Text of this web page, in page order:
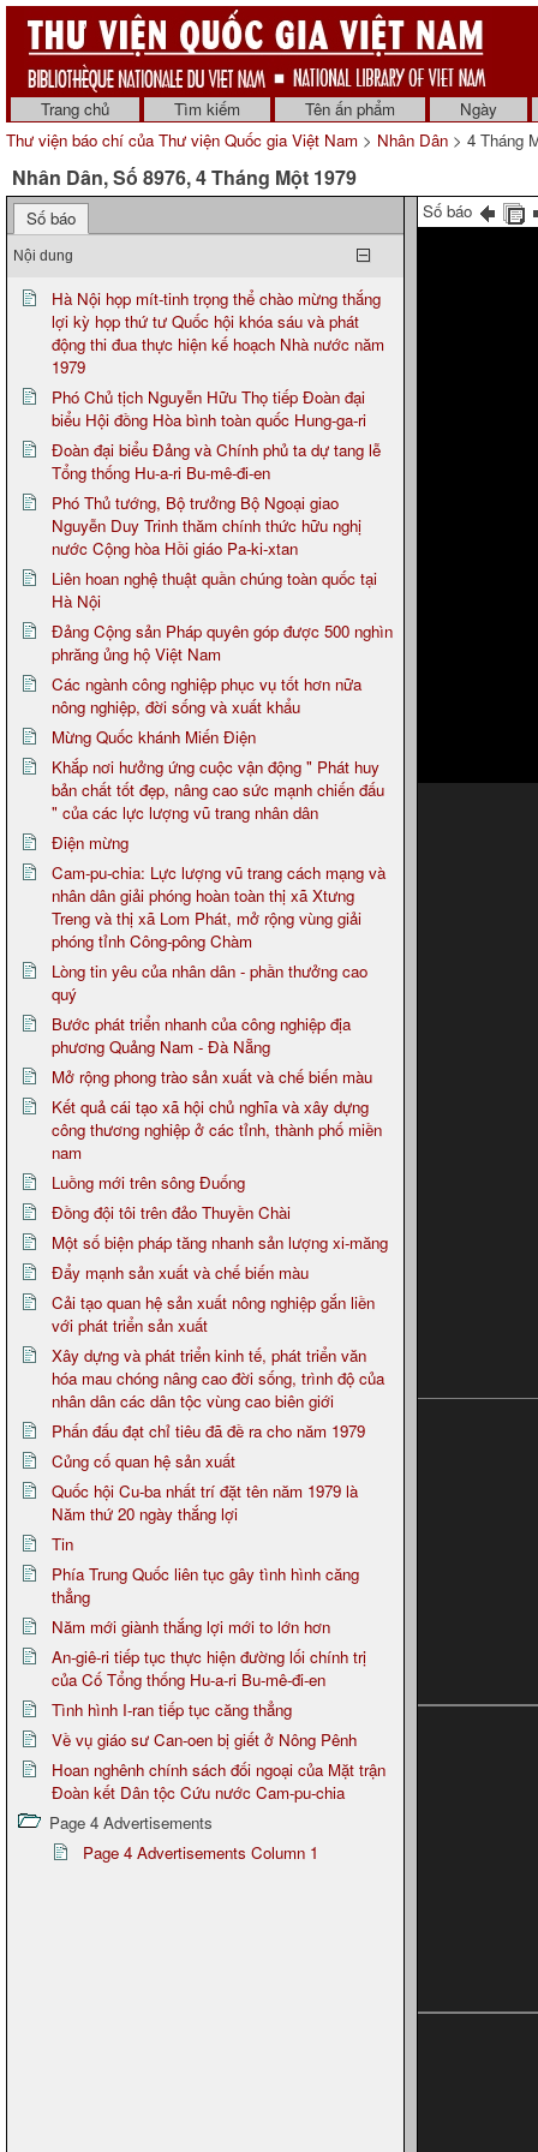
Trang chủ Tìm kiếm Tên ấn phẩm
Ngày
Thư viện báo chí của Thư viện Quốc gia Việt Nam > Nhân Dân > 4 Tháng
Nhân Dân, Số 8976, 4 Tháng Một 1979
Số báo
Nội dung
Hà Nội họp mít-tinh trọng thể chào mừng thắng
lợi kỳ họp thứ tư Quốc hội khóa sáu và phát
động thi đua thực hiện kế hoạch Nhà nước năm
1979
Phó Chủ tịch Nguyễn Hữu Thọ tiếp Đoàn đại
biểu Hội đồng Hòa bình toàn quốc Hung-ga-ri
Đoàn đại biểu Đảng và Chính phủ ta dự tang lễ
Tổng thống Hu-a-ri Bu-mê-đi-en
Phó Thủ tướng, Bộ trưởng Bộ Ngoại giao
Nguyễn Duy Trinh thăm chính thức hữu nghị
nước Cộng hòa Hồi giáo Pa-ki-xtan
Liên hoan nghệ thuật quần chúng toàn quốc tại
Hà Nội
Đảng Cộng sản Pháp quyên góp được 500 nghìn
phrăng ủng hộ Việt Nam
Các ngành công nghiệp phục vụ tốt hơn nữa
nông nghiệp, đời sống và xuất khẩu
Mừng Quốc khánh Miến Điện
Khắp nơi hưởng ứng cuộc vận động " Phát huy
bản chất tốt đẹp, nâng cao sức mạnh chiến đấu
" của các lực lượng vũ trang nhân dân
Điện mừng
Cam-pu-chia: Lực lượng vũ trang cách mạng và
nhân dân giải phóng hoàn toàn thị xã Xtưng
Treng và thị xã Lom Phát, mở rộng vùng giải
phóng tỉnh Công-pông Chàm
Lòng tin yêu của nhân dân - phần thưởng cao
quý
Bước phát triển nhanh của công nghiệp địa
phương Quảng Nam - Đà Nẵng
Mở rộng phong trào sản xuất và chế biến màu
Kết quả cái tạo xã hội chủ nghĩa và xây dựng
công thương nghiệp ở các tỉnh, thành phố miền
nam
Luồng mới trên sông Đuống
Đồng đội tôi trên đảo Thuyền Chài
Một số biện pháp tăng nhanh sản lượng xi-măng
Đẩy mạnh sản xuất và chế biến màu
Cải tạo quan hệ sản xuất nông nghiệp gắn liền
với phát triển sản xuất
Xây dựng và phát triển kinh tế, phát triển văn
hóa mau chóng nâng cao đời sống, trình độ của
nhân dân các dân tộc vùng cao biên giới
Phấn đấu đạt chỉ tiêu đã đề ra cho năm 1979
Củng cố quan hệ sản xuất
Quốc hội Cu-ba nhất trí đặt tên năm 1979 là
Năm thứ 20 ngày thắng lợi
Tin
Phía Trung Quốc liên tục gây tình hình căng
thẳng
Năm mới giành thắng lợi mới to lớn hơn
An-giê-ri tiếp tục thực hiện đường lối chính trị
của Cố Tổng thống Hu-a-ri Bu-mê-đi-en
Tình hình I-ran tiếp tục căng thẳng
Về vụ giáo sư Can-oen bị giết ở Nông Pênh
Hoan nghênh chính sách đối ngoại của Mặt trận
Đoàn kết Dân tộc Cứu nước Cam-pu-chia
Page 4 Advertisements
Page 4 Advertisements Column 1
Số báo